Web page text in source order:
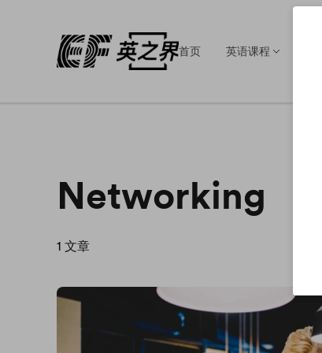
首页 英语课程
Networking
1 文章